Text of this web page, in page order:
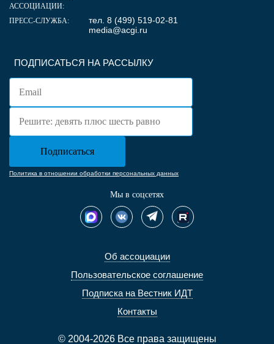
Об ассоциации
Пользовательское соглашение
Подписка на Вестник ИДТ
Контакты
© 2004-2026 Все права защищены
ПОДПИСАТЬСЯ НА РАССЫЛКУ
Политика в отношении обработки персональных данных
Мы в соцсетях
АССОЦИАЦИИ:
ПРЕСС-СЛУЖБА:
тел. 8 (499) 519-02-81
media@acgi.ru